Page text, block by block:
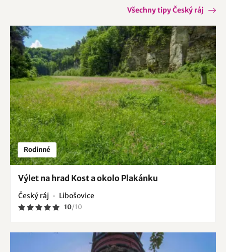
Všechny tipy Český ráj
Rodinné
Výlet na hrad Kost a okolo Plakánku
Český ráj Libošovice
10/10